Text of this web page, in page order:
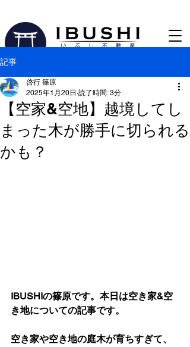
記事
【空家&空地】越境してし
まった木が勝手に切られる
かも？
啓行 篠原
2025年1月20日 読了時間: 3分
IBUSHIの篠原です。本日は空き家&空
き地についての記事です。
空き家や空き地の庭木が育ちすぎて、